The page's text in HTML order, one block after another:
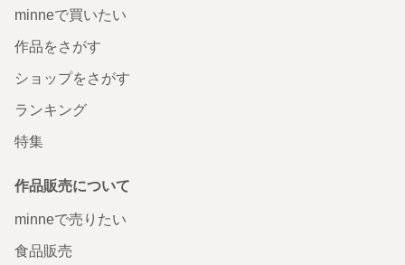
minneで買いたい
作品をさがす
ショップをさがす
ランキング
特集
作品販売について
minneで売りたい
食品販売